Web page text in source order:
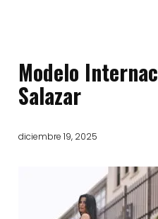
Modelo
Salazar
diciembre 19, 2025